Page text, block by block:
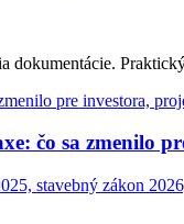
dokumentácie.
čo sa zmenilo
stavebný zákon